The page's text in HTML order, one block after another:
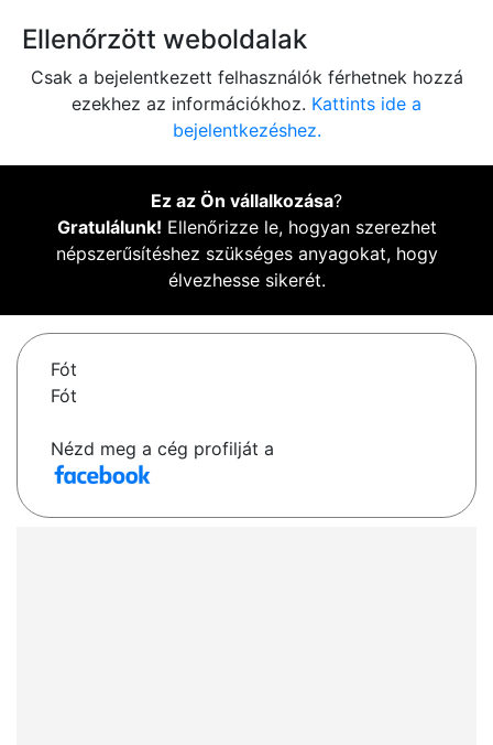
Ellenőrzött weboldalak
Csak a bejelentkezett felhasználók férhetnek hozzá
ezekhez az információkhoz. Kattints ide a
bejelentkezéshez.
Ez az Ön vállalkozása?
Gratulálunk! Ellenőrizze le, hogyan szerezhet
népszerűsítéshez szükséges anyagokat, hogy
élvezhesse sikerét.
Fót
Fót
Nézd meg a cég profilját a